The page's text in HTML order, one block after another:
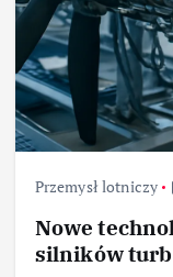
Przemysł lotniczy
Nowe
silników